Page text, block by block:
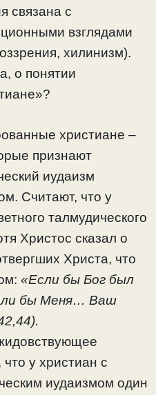
связана с
взглядами
хилинизм).
о понятии
христиане –
признают
иудаизм
Считают, что у
талмудического
Христос сказал о
Христа, что
«Если бы Бог был
бы Меня… Ваш
что у христиан с
иудаизмом один